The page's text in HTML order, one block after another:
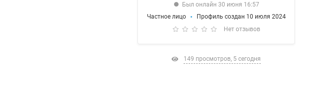
Был онлайн 30 июня 16:57
Частное лицо
Профиль создан 10 июля 2024
Нет отзывов
149 просмотров, 5 сегодня